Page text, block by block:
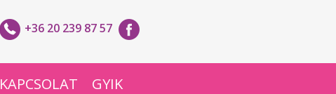
+36 20 239 87 57
KAPCSOLAT GYIK